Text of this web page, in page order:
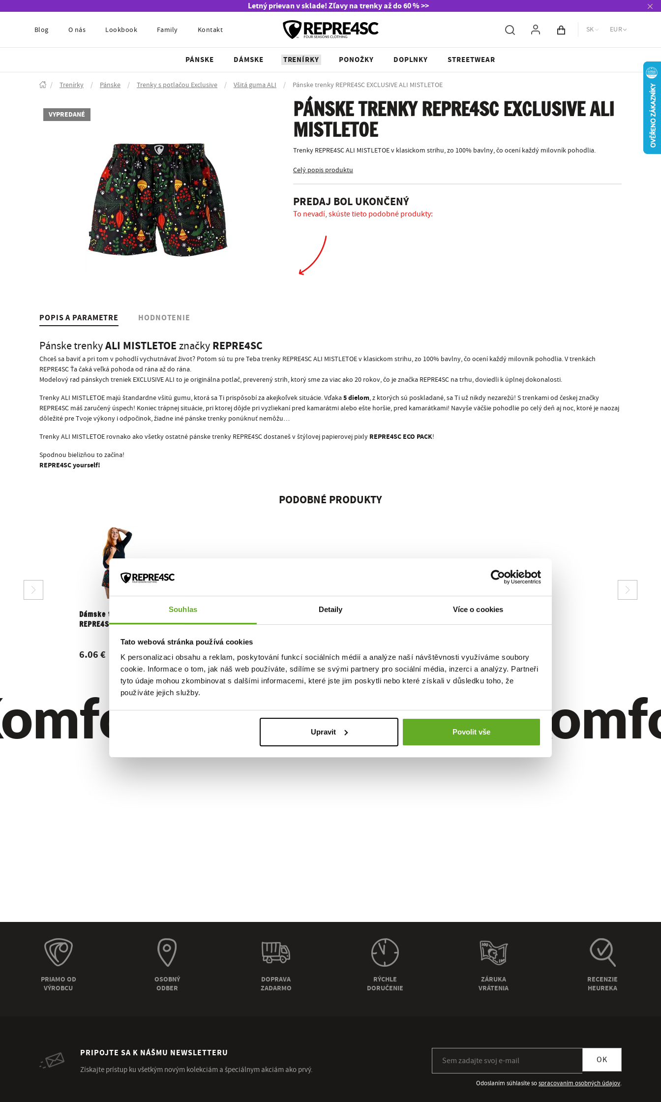
Souhlas Detaily Více o cookies
Tato webová stránka používá cookies
K personalizaci obsahu a reklam, poskytování funkcí sociálních médií a analýze naší návštěvnosti využíváme soubory
cookie. Informace o tom, jak náš web používáte, sdílíme se svými partnery pro sociální média, inzerci a analýzy. Partneři
tyto údaje mohou zkombinovat s dalšími informacemi, které jste jim poskytli nebo které získali v důsledku toho, že
používáte jejich služby.
Upravit Povolit vše
Letný prievan v sklade! Zľavy na trenky až do 60 % >>
Blog O nás Lookbook Family Kontakt Obsah košíka
SK EUR
PÁNSKE DÁMSKE TRENÍRKY PONOŽKY DOPLNKY STREETWEAR
/ Trenírky / Pánske / Trenky s potlačou Exclusive / Všitá guma ALI / Pánske trenky REPRE4SC EXCLUSIVE ALI MISTLETOE
VYPREDANÉ
PÁNSKE TRENKY REPRE4SC EXCLUSIVE ALI
MISTLETOE
Trenky REPRE4SC ALI MISTLETOE v klasickom strihu, zo 100% bavlny, čo ocení každý milovník pohodlia.
Celý popis produktu
PREDAJ BOL UKONČENÝ
To nevadí, skúste tieto podobné produkty:
POPIS A PARAMETRE HODNOTENIE
Pánske trenkyALI MISTLETOE značky REPRE4SC
Chceš sa baviť a pri tom v pohodlí vychutnávať život? Potom sú tu pre Teba trenky REPRE4SC ALI MISTLETOE v klasickom strihu, zo 100% bavlny, čo ocení každý milovník pohodlia. V trenkách
REPRE4SC Ťa čaká veľká pohoda od rána až do rána.
Modelový rad pánskych treniek EXCLUSIVE ALI to je originálna potlač, preverený strih, ktorý sme za viac ako 20 rokov, čo je značka REPRE4SC na trhu, doviedli k úplnej dokonalosti.
Trenky ALI MISTLETOE majú štandardne všitú gumu, ktorá sa Ti prispôsobí za akejkoľvek situácie. Vďaka5 dielom, z ktorých sú poskladané, sa Ti už nikdy nezarežú! S trenkami od českej značky
REPRE4SC máš zaručený úspech! Koniec trápnej situácie, pri ktorej dôjde pri vyzliekaní pred kamarátmi alebo ešte horšie, pred kamarátkami! Navyše väčšie pohodlie po celý deň aj noc, ktoré je naozaj
dôležité pre Tvoje výkony i odpočinok, žiadne iné pánske trenky ponúknuť nemôžu…
Trenky ALI MISTLETOE rovnako ako všetky ostatné pánske trenky REPRE4SC dostaneš v štýlovej papierovej pixly REPRE4SC ECO PACK!
Spodnou bielizňou to začína!
REPRE4SC yourself!
PODOBNÉ PRODUKTY
Dámske trenky
REPRE4SC MISTLETOE
6.06 €
Kvalita. Štýl.
PRIAMO OD
VÝROBCU
OSOBNÝ
ODBER
DOPRAVA
ZADARMO
RÝCHLE
DORUČENIE
ZÁRUKA
VRÁTENIA
RECENZIE
HEUREKA
PRIPOJTE SA K NÁŠMU NEWSLETTERU
Získajte prístup ku všetkým novým kolekciám a špeciálnym akciám ako prvý.
OK
Odoslaním súhlasíte sospracovaním osobných údajov.